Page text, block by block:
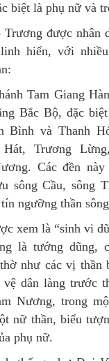
biệt là phụ nữ và
Trương được nhân
hiển, với
Tam Giang
Bắc Bộ, đặc
Bình và Thanh
Trương
Các đền
sông Cầu, sông
ngưỡng thần
xem là “sinh vi
là tướng dũng,
như các vị thần
vệ dân làng trước
Nương, trong
nữ thần, biểu
phụ nữ.